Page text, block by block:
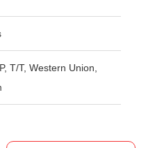
T/T, Western Union,